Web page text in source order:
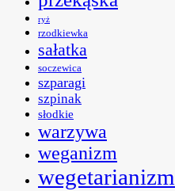
ryż
rzodkiewka
sałatka
soczewica
szparagi
szpinak
słodkie
warzywa
weganizm
wegetarianizm